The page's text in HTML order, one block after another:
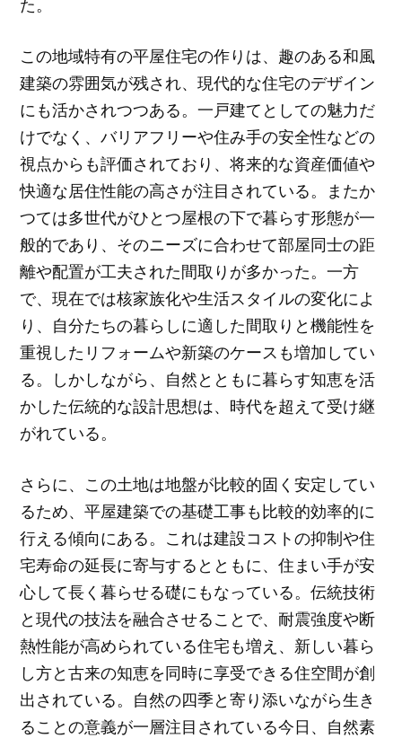
た。
この地域特有の平屋住宅の作りは、趣のある和風
建築の雰囲気が残され、現代的な住宅のデザイン
にも活かされつつある。一戸建てとしての魅力だ
けでなく、バリアフリーや住み手の安全性などの
視点からも評価されており、将来的な資産価値や
快適な居住性能の高さが注目されている。またか
つては多世代がひとつ屋根の下で暮らす形態が一
般的であり、そのニーズに合わせて部屋同士の距
離や配置が工夫された間取りが多かった。一方
で、現在では核家族化や生活スタイルの変化によ
り、自分たちの暮らしに適した間取りと機能性を
重視したリフォームや新築のケースも増加してい
る。しかしながら、自然とともに暮らす知恵を活
かした伝統的な設計思想は、時代を超えて受け継
がれている。
さらに、この土地は地盤が比較的固く安定してい
るため、平屋建築での基礎工事も比較的効率的に
行える傾向にある。これは建設コストの抑制や住
宅寿命の延長に寄与するとともに、住まい手が安
心して長く暮らせる礎にもなっている。伝統技術
と現代の技法を融合させることで、耐震強度や断
熱性能が高められている住宅も増え、新しい暮ら
し方と古来の知恵を同時に享受できる住空間が創
出されている。自然の四季と寄り添いながら生き
ることの意義が一層注目されている今日、自然素